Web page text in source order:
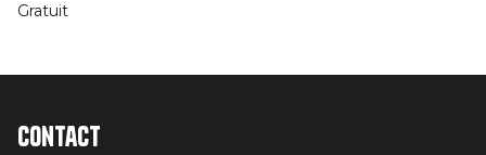
Gratuit
Contact